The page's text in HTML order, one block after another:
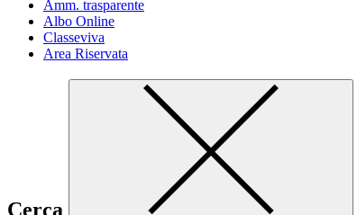
Amm. trasparente
Albo Online
Classeviva
Area Riservata
Cerca